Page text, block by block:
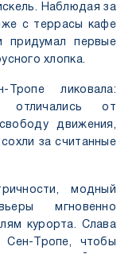
Наблюдая за
с террасы кафе
придумал первые
хлопка.
Тропе ликовала:
отличались от
движения,
за считанные
модный
мгновенно
курорта. Слава
Тропе, чтобы